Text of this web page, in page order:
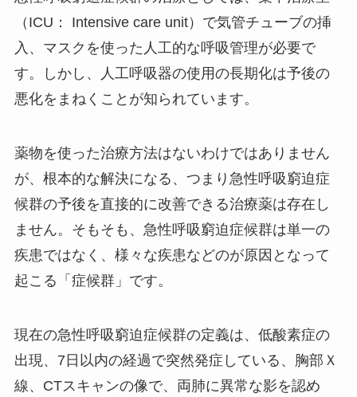
（ICU： Intensive care unit）で気管チューブの挿
入、マスクを使った人工的な呼吸管理が必要で
す。しかし、人工呼吸器の使用の長期化は予後の
悪化をまねくことが知られています。
薬物を使った治療方法はないわけではありません
が、根本的な解決になる、つまり急性呼吸窮迫症
候群の予後を直接的に改善できる治療薬は存在し
ません。そもそも、急性呼吸窮迫症候群は単一の
疾患ではなく、様々な疾患などのが原因となって
起こる「症候群」です。
現在の急性呼吸窮迫症候群の定義は、低酸素症の
出現、7日以内の経過で突然発症している、胸部Ｘ
線、CTスキャンの像で、両肺に異常な影を認め